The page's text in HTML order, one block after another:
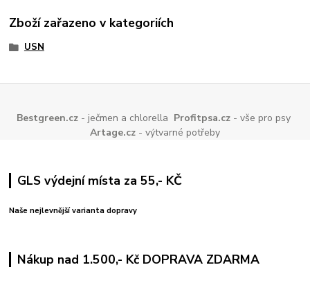
Zboží zařazeno v kategoriích
USN
Bestgreen.cz - ječmen a chlorella Profitpsa.cz - vše pro psy
Artage.cz - výtvarné potřeby
GLS výdejní místa za 55,- KČ
Naše nejlevnější varianta dopravy
Nákup nad 1.500,- Kč DOPRAVA ZDARMA